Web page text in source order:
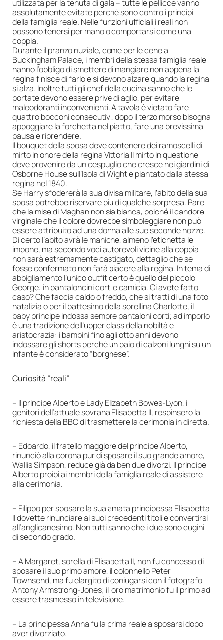
utilizzata per la tenuta di gala – tutte le pellicce vanno
assolutamente evitate perché sono contro i principi
della famiglia reale. Nelle funzioni ufficiali i reali non
possono tenersi per mano o comportarsi come una
coppia.
Durante il pranzo nuziale, come per le cene a
Buckingham Palace, i membri della stessa famiglia reale
hanno l’obbligo di smettere di mangiare non appena la
regina finisce di farlo e si devono alzare quando la regina
si alza. Inoltre tutti gli chef della cucina sanno che le
portate devono essere prive di aglio, per evitare
maleodoranti inconvenienti. A tavola è vietato fare
quattro bocconi consecutivi, dopo il terzo morso bisogna
appoggiare la forchetta nel piatto, fare una brevissima
pausa e riprendere.
Il bouquet della sposa deve contenere dei ramoscelli di
mirto in onore della regina Vittoria Il mirto in questione
deve provenire da un cespuglio che cresce nei giardini di
Osborne House sull’Isola di Wight e piantato dalla stessa
regina nel 1840.
Se Harry sfodererà la sua divisa militare, l’abito della sua
sposa potrebbe riservare più di qualche sorpresa. Pare
che la mise di Maghan non sia bianca, poiché il candore
virginale che il colore dovrebbe simboleggiare non può
essere attribuito ad una donna alle sue seconde nozze.
Di certo l’abito avrà le maniche, almeno l’etichetta le
impone, ma secondo voci autorevoli vicine alla coppia
non sarà estremamente castigato, dettaglio che se
fosse confermato non farà piacere alla regina. In tema di
abbigliamento l’unico outfit certo è quello del piccolo
George: in pantaloncini corti e camicia. Ci avete fatto
caso? Che faccia caldo o freddo, che si tratti di una foto
natalizia o per il battesimo della sorellina Charlotte, il
baby principe indossa sempre pantaloni corti; ad imporlo
è una tradizione dell’upper class della nobiltà e
aristocrazia: i bambini fino agli otto anni devono
indossare gli shorts perché un paio di calzoni lunghi su un
infante è considerato “borghese”.
Curiosità “reali”
– Il principe Alberto e Lady Elizabeth Bowes-Lyon, i
genitori dell’attuale sovrana Elisabetta II, respinsero la
richiesta della BBC di trasmettere la cerimonia in diretta.
– Edoardo, il fratello maggiore del principe Alberto,
rinunciò alla corona pur di sposare il suo grande amore,
Wallis Simpson, reduce già da ben due divorzi. Il principe
Alberto proibì ai membri della famiglia reale di assistere
alla cerimonia.
– Filippo per sposare la sua amata principessa Elisabetta
II dovette rinunciare ai suoi precedenti titoli e convertirsi
all’anglicanesimo. Non tutti sanno che i due sono cugini
di secondo grado.
– A Margaret, sorella di Elisabetta II, non fu concesso di
sposare il suo primo amore, il colonnello Peter
Townsend, ma fu elargito di coniugarsi con il fotografo
Antony Armstrong-Jones; il loro matrimonio fu il primo ad
essere trasmesso in televisione.
– La principessa Anna fu la prima reale a sposarsi dopo
aver divorziato.